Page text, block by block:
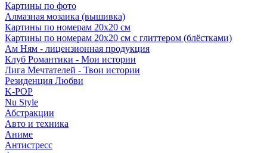
Картины по фото
Алмазная мозаика (вышивка)
Картины по номерам 20х20 см
Картины по номерам 20х20 см с глиттером (блёстками)
Ам Ням - лицензионная продукция
Клуб Романтики - Мои истории
Лига Мечтателей - Твои истории
Резиденция Любви
K-POP
Nu Style
Абстракции
Авто и техника
Аниме
Антистресс